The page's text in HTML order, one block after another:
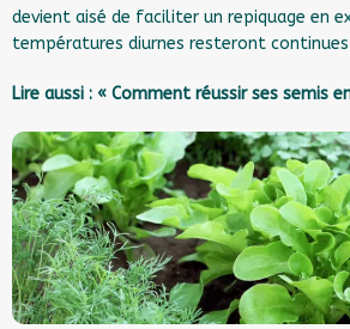
devient aisé de faciliter un repiquage en
températures diurnes resteront continues
Lire aussi : « Comment réussir ses semis